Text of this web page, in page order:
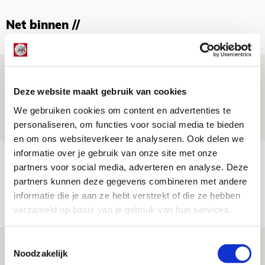
Deze website maakt gebruik van cookies
We gebruiken cookies om content en advertenties te
personaliseren, om functies voor social media te bieden
en om ons websiteverkeer te analyseren. Ook delen we
informatie over je gebruik van onze site met onze
partners voor social media, adverteren en analyse. Deze
partners kunnen deze gegevens combineren met andere
informatie die je aan ze hebt verstrekt of die ze hebben
verzameld op basis van je gebruik van hun services.
Noodzakelijk
Net binnen //
Ajax - Shelbourne
06 AUGUSTUS 2026 - 09:33
NIEUWS
Ter Stegen over uitdagingen en
leidersrol bij Ajax
05 AUGUSTUS 2026 - 20:00
NIEUWS
Míchels elf: zie jij al rol voor